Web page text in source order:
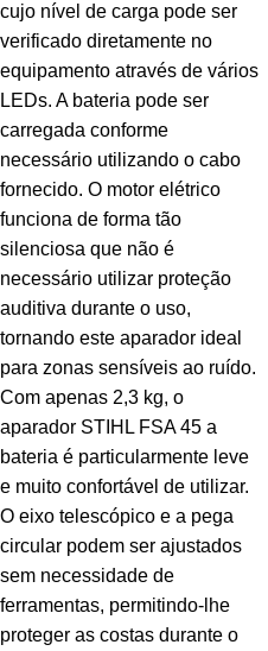
cujo nível de carga pode ser
verificado diretamente no
equipamento através de vários
LEDs. A bateria pode ser
carregada conforme
necessário utilizando o cabo
fornecido. O motor elétrico
funciona de forma tão
silenciosa que não é
necessário utilizar proteção
auditiva durante o uso,
tornando este aparador ideal
para zonas sensíveis ao ruído.
Com apenas 2,3 kg, o
aparador STIHL FSA 45 a
bateria é particularmente leve
e muito confortável de utilizar.
O eixo telescópico e a pega
circular podem ser ajustados
sem necessidade de
ferramentas, permitindo-lhe
proteger as costas durante o